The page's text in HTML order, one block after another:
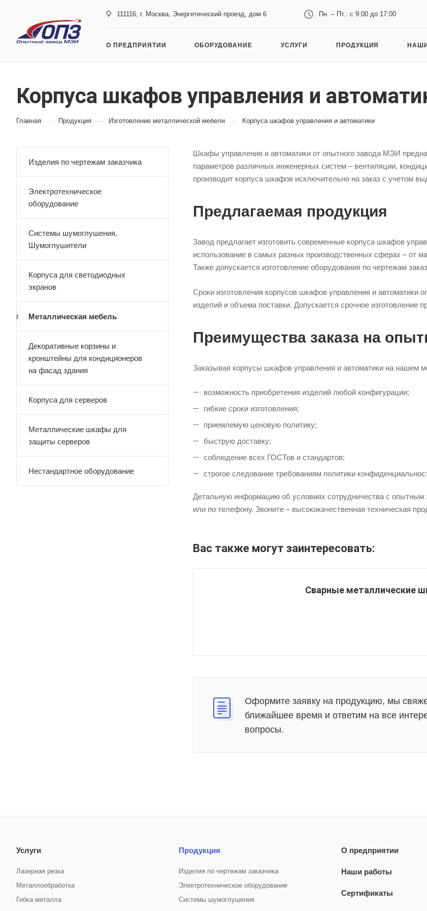
111116, г. Москва, Энергетический проезд, дом 6 Пн. – Пт.: с 9:00 до 17:00
О ПРЕДПРИЯТИИ ОБОРУДОВАНИЕ УСЛУГИ ПРОДУКЦИЯ
Корпуса шкафов управления и
Главная — Продукция — Изготовление металлической мебели — Корпуса шкафов управления и автоматики
Шкафы управления и автоматики от опытного завода МЭИ
параметров различных инженерных систем – вентиляции,
производит корпуса шкафов исключительно на заказ с учетом
Предлагаемая продукция
Завод предлагает изготовить современные корпуса шкафов
использование в самых разных производственных сферах – от
Также допускается изготовление оборудования по чертежам
Сроки изготовления корпусов шкафов управления и автоматики
изделий и объема поставки. Допускается срочное изготовление
Преимущества заказа на
Заказывая корпусы шкафов управления и автоматики на нашем
возможность приобретения изделий любой конфигурации;
гибкие сроки изготовления;
приемлемую ценовую политику;
быструю доставку;
соблюдение всех ГОСТов и стандартов;
строгое следование требованиям политики
Детальную информацию об условиях сотрудничества с
или по телефону. Звоните – высококачественная техническая
Вас также могут заинтересовать:
Сварные металлические
Оформите заявку на продукцию, мы
ближайшее время и ответим на все
вопросы.
Изделия по чертежам заказчика
Электротехническое
оборудование
Системы шумоглушения.
Шумоглушители
Корпуса для светодиодных
экранов
Металлическая мебель
Декоративные корзины и
кронштейны для кондиционеров
на фасад здания
Корпуса для серверов
Металлические шкафы для
защиты серверов
Нестандартное оборудование
Услуги
Лазерная резка
Металлообработка
Гибка металла
Продукция
Изделия по чертежам заказчика
Электротехническое оборудование
Системы шумоглушения
О предприятии
Наши работы
Сертификаты